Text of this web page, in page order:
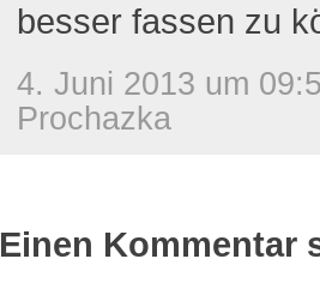
besser fassen zu
4. Juni 2013 um
Prochazka
Einen Kommentar